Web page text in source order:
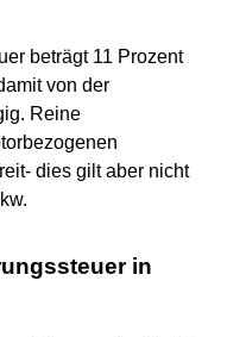
beträgt 11 Prozent
von der
Reine
dies gilt aber nicht
in